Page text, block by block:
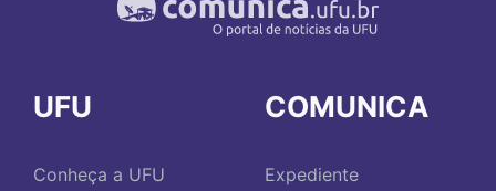
UFU
Conheça a UFU
COMUNICA
Expediente